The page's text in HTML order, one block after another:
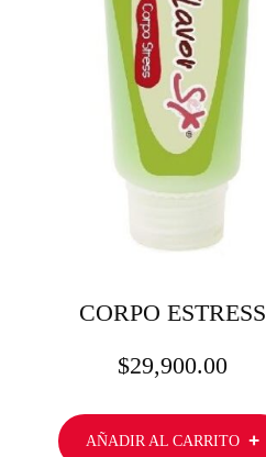
CORPO ESTRESS
$29,900.00
AÑADIR AL CARRITO